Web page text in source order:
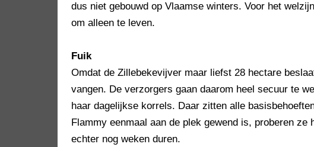
dus niet gebouwd op Vlaamse winters. Voor het
om alleen te leven.
Fuik
Omdat de Zillebekevijver maar liefst 28 hectare
vangen. De verzorgers gaan daarom heel secuur te
haar dagelijkse korrels. Daar zitten alle
Flammy eenmaal aan de plek gewend is, proberen
echter nog weken duren.